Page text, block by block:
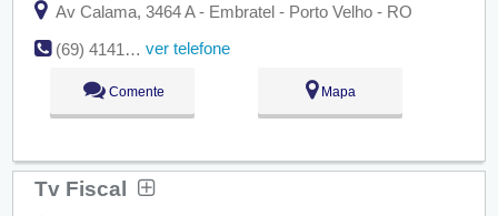
Av Calama, 3464 A - Embratel - Porto Velho - RO
(69) 4141-0033
ver telefone
Comente Mapa
Tv Fiscal